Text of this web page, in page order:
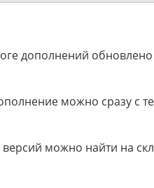
дополнений
можно сразу с
можно найти на